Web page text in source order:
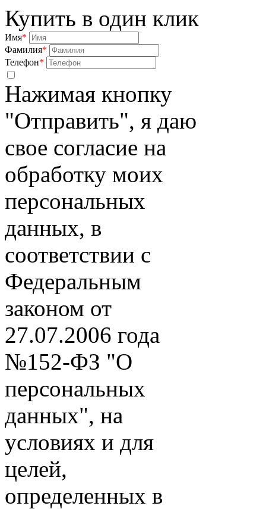
Купить в один клик
Имя*
Фамилия*
Телефон*
Нажимая кнопку
"Отправить", я даю
свое согласие на
обработку моих
персональных
данных, в
соответствии с
Федеральным
законом от
27.07.2006 года
№152-ФЗ "О
персональных
данных", на
условиях и для
целей,
определенных в